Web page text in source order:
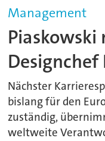
Management
Piaskowski
Designchef
Nächster
bislang für den
zuständig,
weltweite